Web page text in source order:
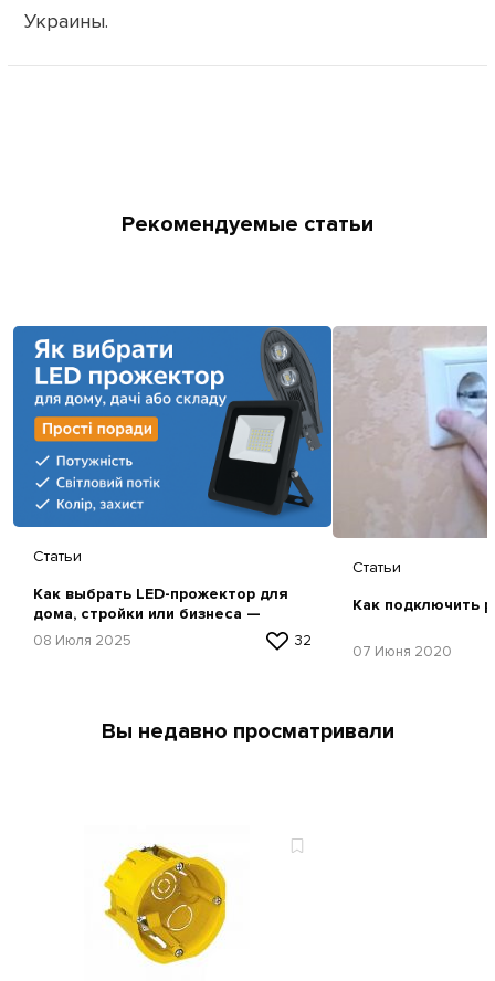
Украины.
Рекомендуемые статьи
Статьи
Как выбрать LED-прожектор для
дома, стройки или бизнеса —
простая инструкция
08 Июля 2025 32
Статьи
Как подключить
07 Июня 2020
Вы недавно просматривали